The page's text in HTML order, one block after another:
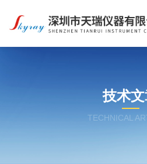
技术
TECHNICAL